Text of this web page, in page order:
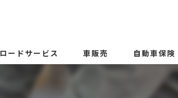
ロードサービス 車販売 自動車保険